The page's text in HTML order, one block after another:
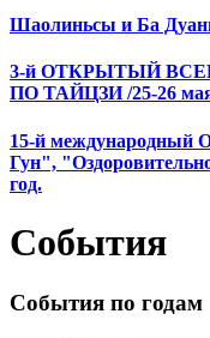
Шаолиньсы и Ба
3-й ОТКРЫТЫЙ
ПО ТАЙЦЗИ /25-26
15-й
Гун",
год.
События
События по годам